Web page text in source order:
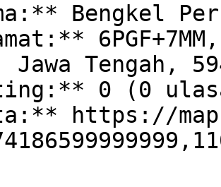
Bengkel Per
Jawa Tengah,
0 (0
https://